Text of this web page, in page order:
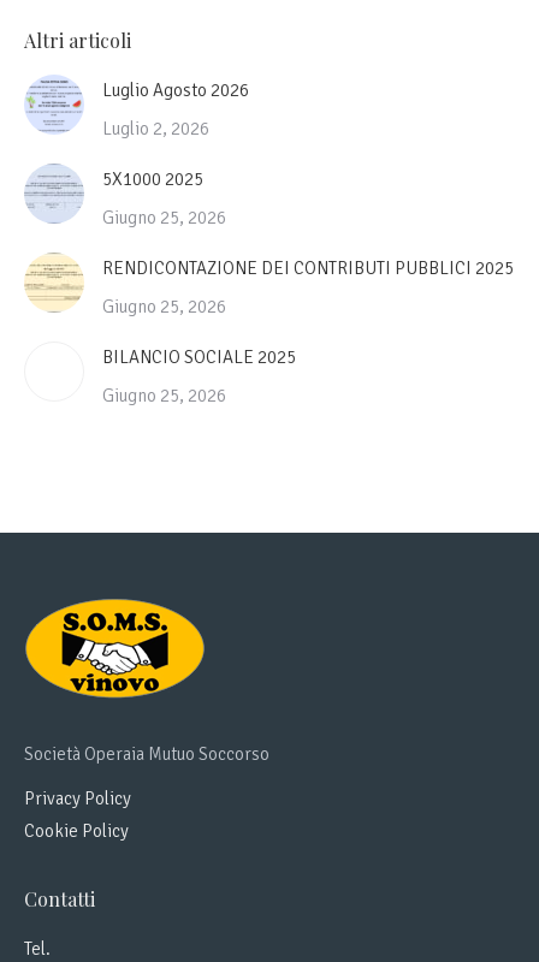
Altri articoli
Luglio Agosto 2026
Luglio 2, 2026
5X1000 2025
Giugno 25, 2026
RENDICONTAZIONE DEI CONTRIBUTI PUBBLICI 2025
Giugno 25, 2026
BILANCIO SOCIALE 2025
Giugno 25, 2026
Società Operaia Mutuo Soccorso
Privacy Policy
Cookie Policy
Contatti
Tel.